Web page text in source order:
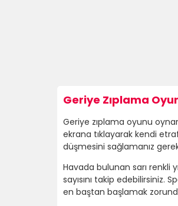
Geriye Zıplama
Geriye zıplama oyunu
ekrana tıklayarak kendi
düşmesini sağlamanız
Havada bulunan sarı renkli
sayısını takip
en baştan başlamak